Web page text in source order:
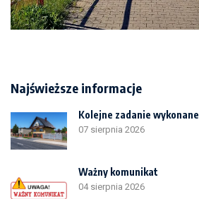
Najświeższe informacje
Kolejne zadanie wykonane
07 sierpnia 2026
Ważny komunikat
04 sierpnia 2026